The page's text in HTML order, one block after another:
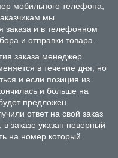
мобильного телефона,
мы
заказа и в телефонном
и отправки товара.
заказа менеджер
в течение дня, но
и если позиция из
и больше на
предложен
ответ на свой заказ
заказе указан неверный
на номер который